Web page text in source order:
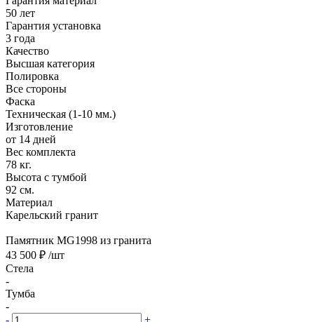
50 лет
Гарантия установка
3 года
Качество
Высшая категория
Полировка
Все стороны
Фаска
Техническая (1-10 мм.)
Изготовление
от 14 дней
Вес комплекта
78 кг.
Высота с тумбой
92 см.
Материал
Карельский гранит
Памятник MG1998 из гранита
43 500 ₽ /шт
Стела
-
Тумба
-
-
+